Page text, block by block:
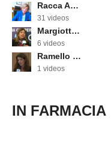
Racca Annarosa
31 videos
Margiotta Angela
6 videos
Ramello Cinzia
1 videos
IN FARMACIA